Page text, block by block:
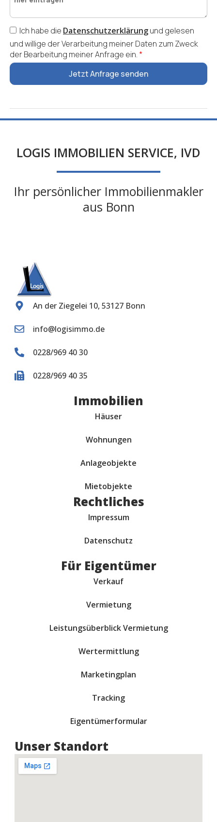
Ich habe die Datenschutzerklärungund gelesen
und willige der Verarbeitung meiner Daten zum Zweck
der Bearbeitung meiner Anfrage ein. *
Jetzt Anfrage senden
LOGIS IMMOBILIEN SERVICE, IVD
Ihr persönlicher Immobilienmakler
aus Bonn
An der Ziegelei 10, 53127 Bonn
info@logisimmo.de
0228/969 40 30
0228/969 40 35
Immobilien
Häuser
Wohnungen
Anlageobjekte
Mietobjekte
Rechtliches
Impressum
Datenschutz
Für Eigentümer
Verkauf
Vermietung
Leistungsüberblick Vermietung
Wertermittlung
Marketingplan
Tracking
Eigentümerformular
Unser Standort